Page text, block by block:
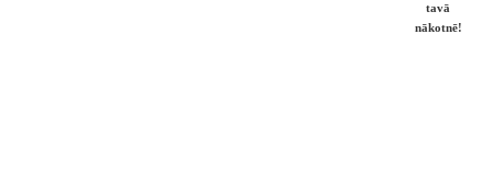
tavā
nākotnē!